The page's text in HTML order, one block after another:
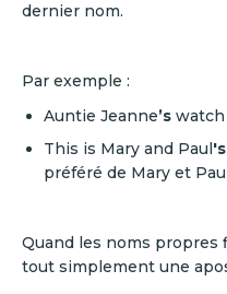
dernier nom.
Par exemple :
Auntie Jeanne’s watch
This is Mary and Paul 's
préféré de Mary et
Quand les noms propres
tout simplement une